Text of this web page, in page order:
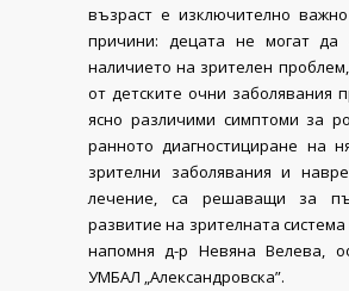
възраст е изключително
причини: децата не могат да
наличието на зрителен
от детските очни заболявания
ясно различими симптоми за
ранното диагностициране на
зрителни заболявания и
лечение, са решаващи за
развитие на зрителната система
напомня д-р Невяна Велева,
УМБАЛ „Александровска”.